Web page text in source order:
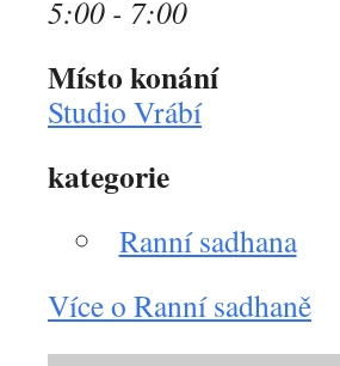
5:00 - 7:00
Místo konání
Studio Vrábí
kategorie
Ranní sadhana
Více o Ranní sadhaně